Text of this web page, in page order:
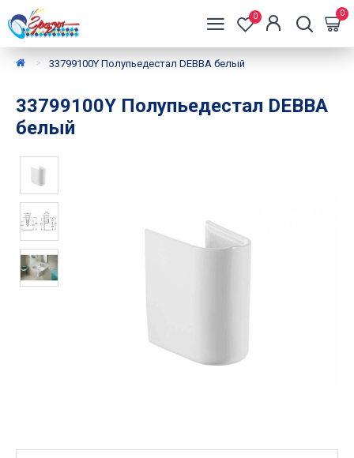
0 0
33799100Y Полупьедестал DEBBA белый
33799100Y Полупьедестал DEBBA
белый